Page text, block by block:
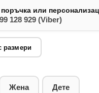
или
128 929 (Viber)
размери
Жена Дете